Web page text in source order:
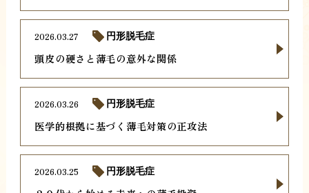
頭皮の硬さと薄毛の意外な関係
2026.03.27 円形脱毛症
医学的根拠に基づく薄毛対策の正攻法
2026.03.26 円形脱毛症
2026.03.25 円形脱毛症